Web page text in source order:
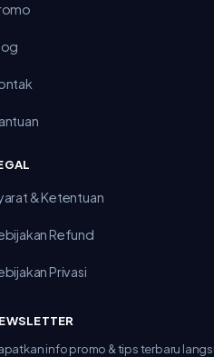
& Ketentuan
Refund
Privasi
info promo & tips terbaru